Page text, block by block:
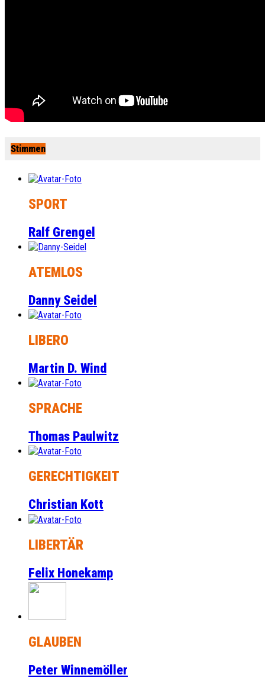
Stimmen
SPORT
Ralf Grengel
ATEMLOS
Danny Seidel
LIBERO
Martin D. Wind
SPRACHE
Thomas Paulwitz
GERECHTIGKEIT
Christian Kott
LIBERTÄR
Felix Honekamp
GLAUBEN
Peter Winnemöller